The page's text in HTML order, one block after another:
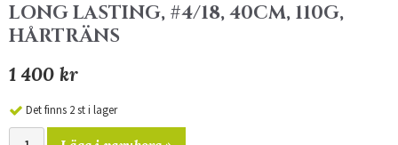
LONG LASTING, #4/18, 40CM, 110G,
HÅRTRÄNS
1 400 kr
Det finns 2 st i lager